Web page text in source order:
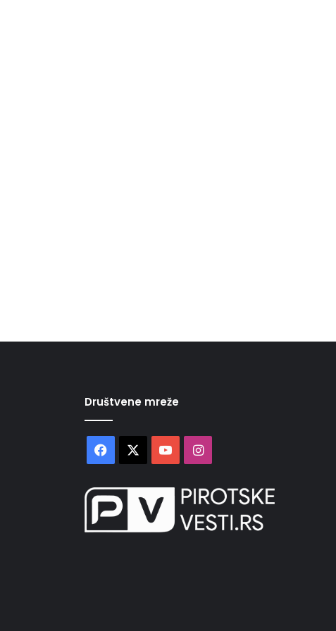
Društvene mreže
Facebook YouTubeInstagram